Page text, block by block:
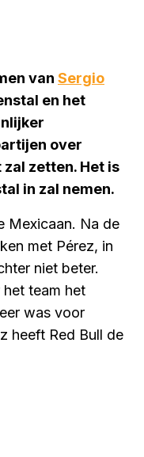
van Sergio
en het
over
zetten. Het is
in zal nemen.
Mexicaan. Na de
met Pérez, in
niet beter.
team het
was voor
heeft Red Bull de